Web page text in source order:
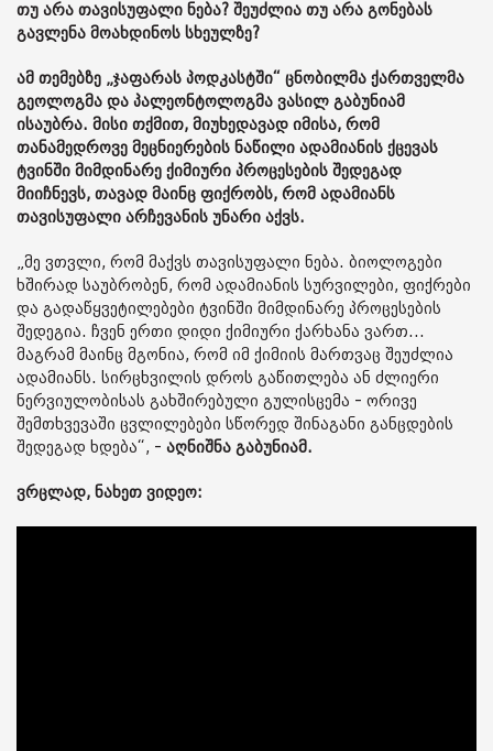
თუ არა თავისუფალი ნება? შეუძლია თუ არა გონებას
გავლენა მოახდინოს სხეულზე?
ამ თემებზე „ჯაფარას პოდკასტში“ ცნობილმა ქართველმა
გეოლოგმა და პალეონტოლოგმა ვასილ გაბუნიამ
ისაუბრა. მისი თქმით, მიუხედავად იმისა, რომ
თანამედროვე მეცნიერების ნაწილი ადამიანის ქცევას
ტვინში მიმდინარე ქიმიური პროცესების შედეგად
მიიჩნევს, თავად მაინც ფიქრობს, რომ ადამიანს
თავისუფალი არჩევანის უნარი აქვს.
„მე ვთვლი, რომ მაქვს თავისუფალი ნება. ბიოლოგები
ხშირად საუბრობენ, რომ ადამიანის სურვილები, ფიქრები
და გადაწყვეტილებები ტვინში მიმდინარე პროცესების
შედეგია. ჩვენ ერთი დიდი ქიმიური ქარხანა ვართ...
მაგრამ მაინც მგონია, რომ იმ ქიმიის მართვაც შეუძლია
ადამიანს. სირცხვილის დროს გაწითლება ან ძლიერი
ნერვიულობისას გახშირებული გულისცემა - ორივე
შემთხვევაში ცვლილებები სწორედ შინაგანი განცდების
შედეგად ხდება“, - აღნიშნა გაბუნიამ.
ვრცლად, ნახეთ ვიდეო: